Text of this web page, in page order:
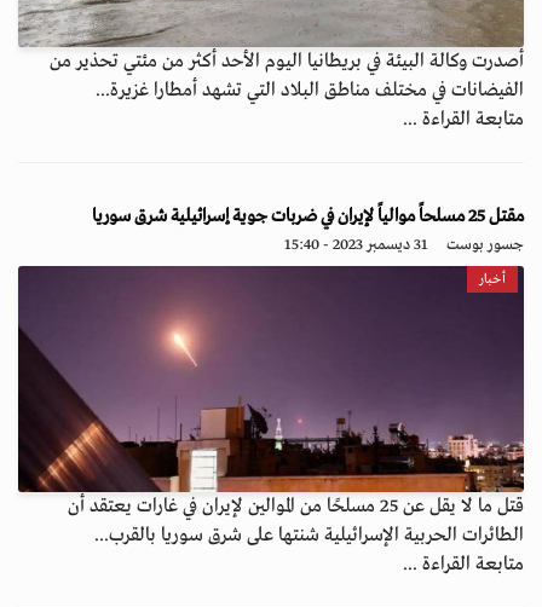
أصدرت وكالة البيئة في بريطانيا اليوم الأحد أكثر من مئتي تحذير من
الفيضانات في مختلف مناطق البلاد التي تشهد أمطارا غزيرة...
متابعة القراءة ...
مقتل 25 مسلحاً موالياً لإيران في ضربات جوية إسرائيلية شرق سوريا
جسور بوست 31 ديسمبر 2023 - 15:40
أخبار
قتل ما لا يقل عن 25 مسلحًا من الموالين لإيران في غارات يعتقد أن
الطائرات الحربية الإسرائيلية شنتها على شرق سوريا بالقرب...
متابعة القراءة ...